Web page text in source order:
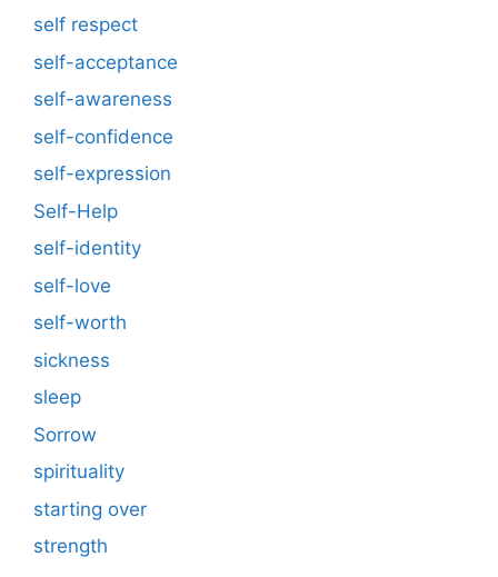
self respect
self-acceptance
self-awareness
self-confidence
self-expression
Self-Help
self-identity
self-love
self-worth
sickness
sleep
Sorrow
spirituality
starting over
strength